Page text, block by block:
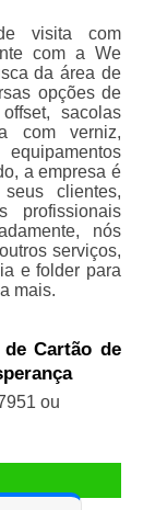
visita com
com a We
da área de
opções de
sacolas
com verniz,
a empresa é
clientes,
profissionais
nós
serviços,
e folder para
mais.
Cartão de
ou